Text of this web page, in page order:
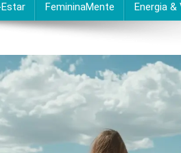
FemininaMente Energia &